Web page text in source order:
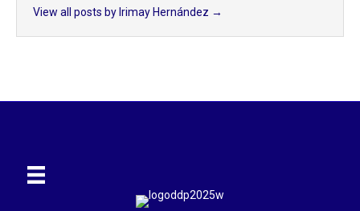
View all posts by Irimay Hernández →